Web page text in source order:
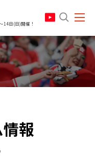
14日(日)開催！
search
報